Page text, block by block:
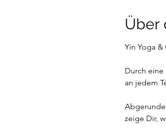
Über
Yin Yoga &
Durch eine
an jedem
zeige Dir,